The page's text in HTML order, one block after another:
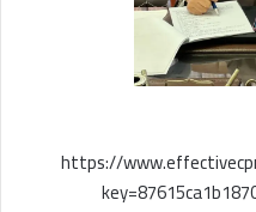
https://